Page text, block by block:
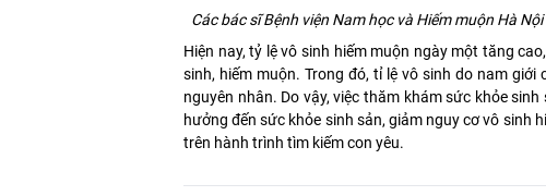
Các bác sĩ Bệnh viện Nam học và Hiếm muộn Hà
Hiện nay, tỷ lệ vô sinh hiếm muộn ngày một tăng
sinh, hiếm muộn. Trong đó, tỉ lệ vô sinh do nam giới
nguyên nhân. Do vậy, việc thăm khám sức khỏe
hưởng đến sức khỏe sinh sản, giảm nguy cơ vô sinh
trên hành trình tìm kiếm con yêu.